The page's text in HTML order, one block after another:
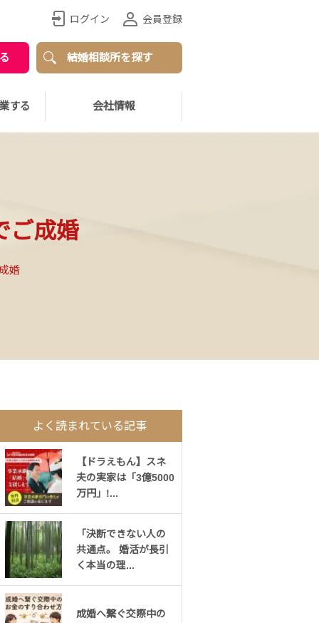
ログイン 会員登録
結婚相談所を探す
する 会社情報
ご成婚
婚
よく読まれている記事
【ドラえもん】スネ
夫の実家は「3億5000
万円」!...
「決断できない人の
共通点。 婚活が長引
く本当の理...
成婚へ繋ぐ交際中の